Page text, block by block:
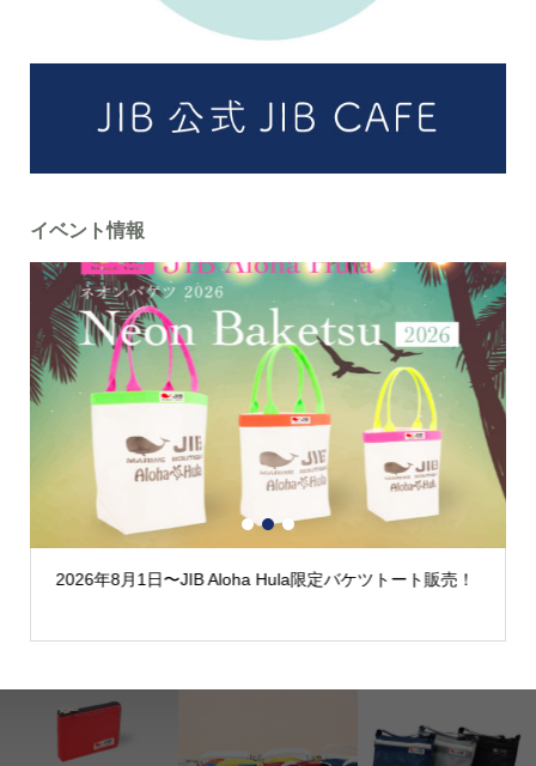
イベント情報
2026年8月1日〜JIB Aloha Hula限定バケツトート販売！
1 2 3